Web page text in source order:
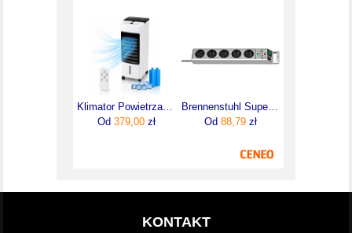
Od 379,00zł
Od 88,79 zł
KONTAKT